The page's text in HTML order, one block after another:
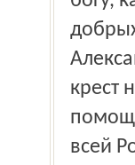
крест
всей